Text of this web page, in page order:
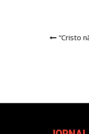
“Cristo